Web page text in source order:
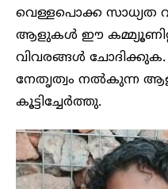
വെള്ളപൊക്ക സാധ്യത
ആളുകൾ ഈ
വിവരങ്ങൾ
നേതൃത്വം നൽകുന്ന
കൂട്ടിച്ചേർത്തു.